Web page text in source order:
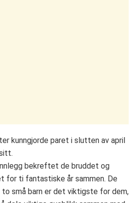
kunngjorde paret i slutten av april
bekreftet de bruddet og
for ti fantastiske år sammen. De
små barn er det viktigste for dem,